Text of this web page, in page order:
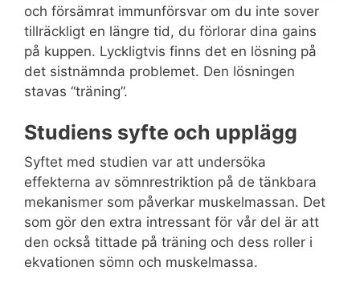
och försämrat immunförsvar om du inte sover
tillräckligt en längre tid, du förlorar dina gains
på kuppen. Lyckligtvis finns det en lösning på
det sistnämnda problemet. Den lösningen
stavas “träning”.
Studiens syfte och upplägg
Syftet med studien var att undersöka
effekterna av sömnrestriktion på de tänkbara
mekanismer som påverkar muskelmassan. Det
som gör den extra intressant för vår del är att
den också tittade på träning och dess roller i
ekvationen sömn och muskelmassa.